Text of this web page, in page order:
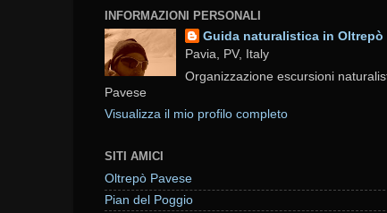
INFORMAZIONI PERSONALI
Guida naturalistica in Oltrepò
Pavia, PV, Italy
Organizzazione escursioni
Pavese
Visualizza il mio profilo completo
SITI AMICI
Oltrepò Pavese
Pian del Poggio